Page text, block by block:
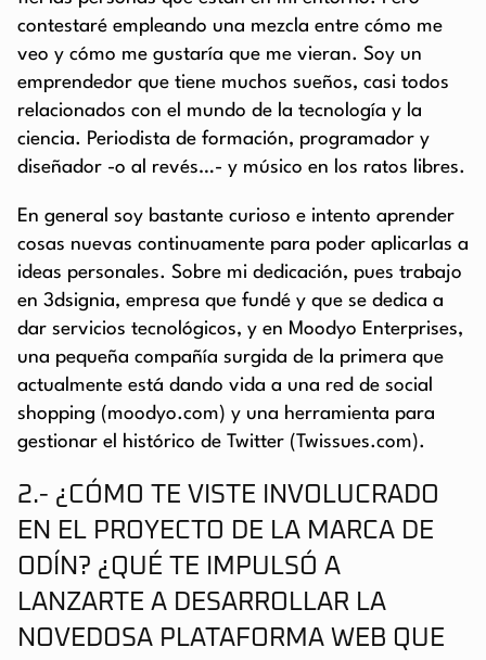
contestaré empleando una mezcla entre cómo me
veo y cómo me gustaría que me vieran. Soy un
emprendedor que tiene muchos sueños, casi todos
relacionados con el mundo de la tecnología y la
ciencia. Periodista de formación, programador y
diseñador -o al revés…- y músico en los ratos libres.
En general soy bastante curioso e intento aprender
cosas nuevas continuamente para poder aplicarlas a
ideas personales. Sobre mi dedicación, pues trabajo
en 3dsignia, empresa que fundé y que se dedica a
dar servicios tecnológicos, y en Moodyo Enterprises,
una pequeña compañía surgida de la primera que
actualmente está dando vida a una red de social
shopping (moodyo.com) y una herramienta para
gestionar el histórico de Twitter (Twissues.com).
2.- ¿CÓMO TE VISTE INVOLUCRADO
EN EL PROYECTO DE LA MARCA DE
ODÍN? ¿QUÉ TE IMPULSÓ A
LANZARTE A DESARROLLAR LA
NOVEDOSA PLATAFORMA WEB QUE